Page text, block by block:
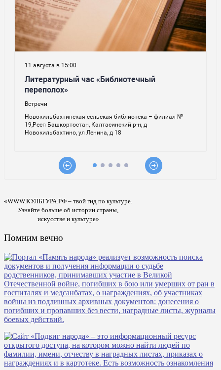
«WWW.КУЛЬТУРА.РФ – твой гид по культуре.
Узнайте больше об истории страны,
искусстве и культуре»
Помним вечно